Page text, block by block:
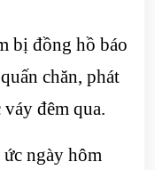
bị đồng hồ báo
chăn, phát
đêm qua.
ngày hôm